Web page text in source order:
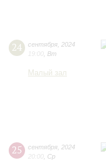
24 сентября 2024
19:00 Вт
Малый зал
25 сентября 2024
20:00 Ср